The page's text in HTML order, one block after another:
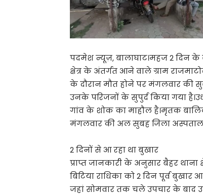
पदमेश न्यूज़, बालाघाट।महज 2 दिन के
क्षेत्र के अंतर्गत आने वाले ग्राम
के दौरान मौत होने पर मंगलवार की
उनके परिजनों के सुपुर्द किया गया
गांव के शोक का माहौल है।मृतक
मंगलवार की अल सुबह जिला अस्पताल
2 दिनों से आ रहा था बुखार
प्राप्त जानकारी के अनुसार बैहर थाना
बिटिया राधिका को 2 दिन पूर्व
जहां सोमवार तक चले उपचार के बाद